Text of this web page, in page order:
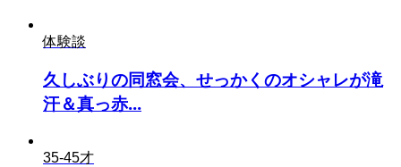
体験談
久しぶりの同窓会、せっかくのオシャレが滝
汗＆真っ赤...
35-45才